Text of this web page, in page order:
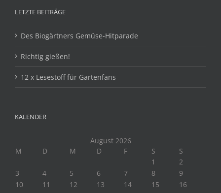
LETZTE BEITRÄGE
Des Biogärtners Gemüse-Hitparade
Richtig gießen!
12 x Lesestoff für Gartenfans
KALENDER
August 2026
M
D M D F S
S
1
2
3
4 5 6 7 8
9
10
11 12 13 14 15
16